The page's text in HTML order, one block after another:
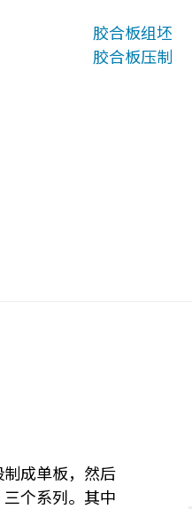
胶合板组坯
胶合板压制
成单板，然后
个系列。其中